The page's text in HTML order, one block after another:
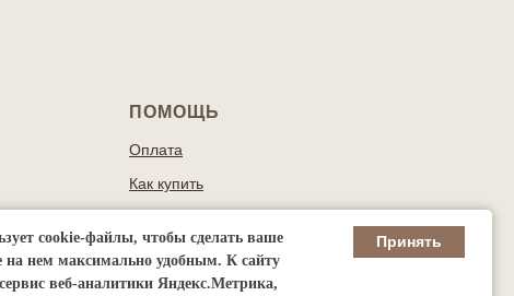
cookie-файлы, чтобы сделать ваше
на нем максимально удобным. К cайту
веб-аналитики Яндекс.Метрика,
Принять
КОНТАКТЫ
данных
ПОМОЩЬ
Оплата
Как купить
Условия доставки
АРЕНДА И ПРОДАЖА КОФЕМАШИН